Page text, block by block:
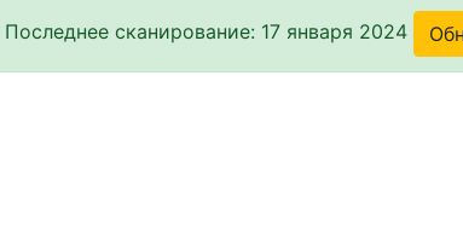
Последнее сканирование: 17 января 2024